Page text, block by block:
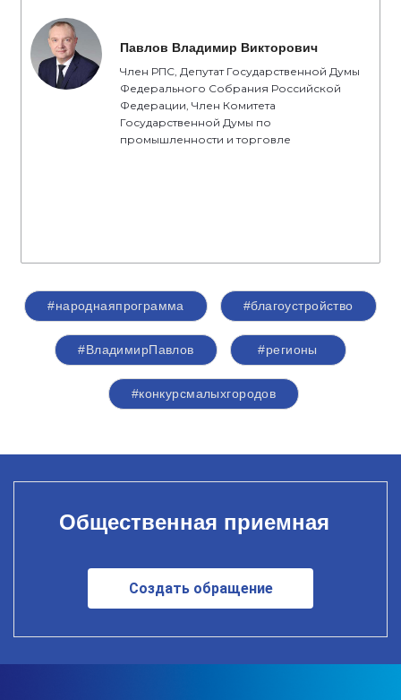
Павлов Владимир Викторович
Член РПС, Депутат Государственной Думы
Федерального Собрания Российской
Федерации, Член Комитета
Государственной Думы по
промышленности и торговле
#народнаяпрограмма #благоустройство
#ВладимирПавлов #регионы
#конкурсмалыхгородов
Общественная приемная
Создать обращение